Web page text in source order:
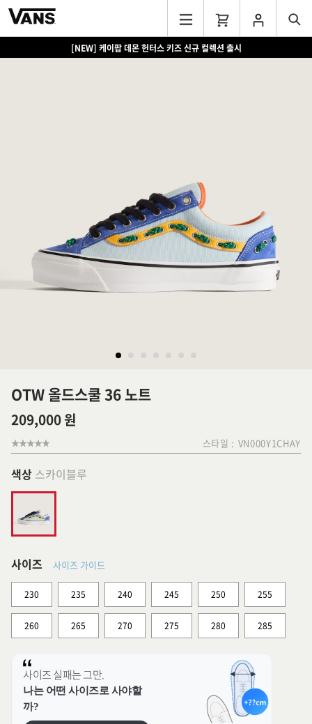
[NEW] 케이팝 데몬 헌터스 키즈 신규 컬렉션 출시
OTW 올드스쿨 36 노트
209,000 원
스타일 : VN000Y1CHAY
색상 스카이블루
사이즈 사이즈 가이드
230 235 240 245 250 255
260 265 270 275 280 285
사이즈 실패는 그만.
나는 어떤 사이즈로 사야할
까?